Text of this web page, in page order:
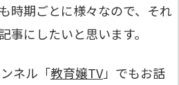
時期ごとに様々なので、それ
事にしたいと思います。
ネル「教育嬢TV」でもお話